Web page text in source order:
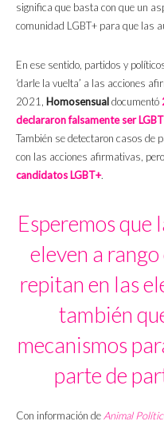
significa que basta con que un
comunidad LGBT+ para que las
En ese sentido, partidos y
‘darle la vuelta’ a las acciones
2021, Homosensualdocumentó
declararon falsamente ser
También se detectaron casos de
con las acciones afirmativas, pero
candidatos LGBT+.
Esperemos que
eleven a
repitan en las
también
mecanismos
parte de
Con información de Animal